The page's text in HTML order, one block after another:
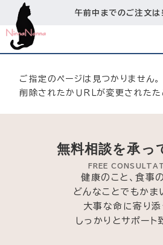
午前中までのご注文は
ご指定のページは見つかりません。
削除されたかＵＲＬが変更されたた
無料相談を承っ
FREE
健康のこと、食事の
どんなことでもかま
大事な命に寄り添
しっかりとサポート